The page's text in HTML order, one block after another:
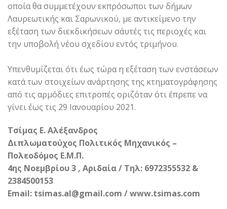
οποία θα συμμετέχουν εκπρόσωποι των δήμων
Λαυρεωτικής και Σαρωνικού, με αντικείμενο την
εξέταση των διεκδικήσεων σ΄αυτές τις περιοχές και
την υποβολή νέου σχεδίου εντός τριμήνου.
Υπενθυμίζεται ότι έως τώρα η εξέταση των ενστάσεων
κατά των στοιχείων ανάρτησης της κτηματογράφησης
από τις αρμόδιες επιτροπές οριζόταν ότι έπρεπε να
γίνει έως τις 29 Ιανουαρίου 2021.
Τσίμας Ε. Αλέξανδρος
Διπλωματούχος Πολιτικός Μηχανικός –
Πολεοδόμος Ε.Μ.Π.
4ης Νοεμβρίου 3 , Αριδαία / Τηλ: 6972355532 &
2384500153
Email: tsimas.al@gmail.com / www.tsimas.com